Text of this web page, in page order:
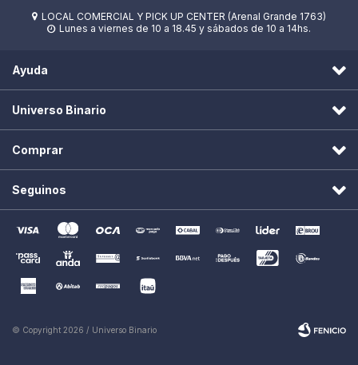
 LOCAL COMERCIAL Y PICK UP CENTER (Arenal Grande 1763)
 Lunes a viernes de 10 a 18.45 y sábados de 10 a 14hs.
Ayuda
Universo Binario
Comprar
Seguinos
© Copyright 2026 / Universo Binario